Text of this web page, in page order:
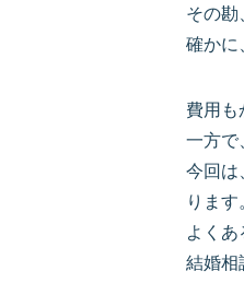
その勘
確かに
費用も
一方で
今回は
ります
よく
結婚相